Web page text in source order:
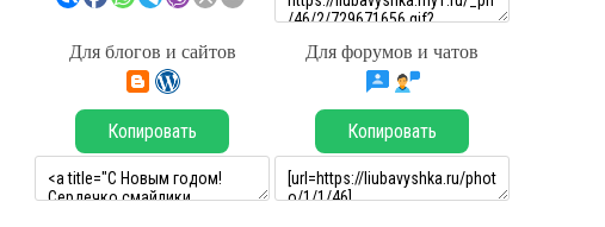
Для блогов и сайтов Для форумов и чатов
Копировать Копировать